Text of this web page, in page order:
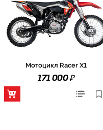
Мотоцикл Racer X1
171 000₽